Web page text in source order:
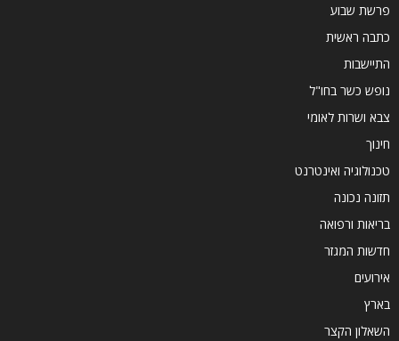
פרשת שבוע
כתבה ראשית
התיישבות
נופש כשר בחו"ל
צבא ושרות לאומי
חינוך
טכנולוגיה ואינטרנט
תזונה נכונה
בריאות ורפואה
חדשות המגזר
אירועים
בארץ
השאלון הקצר